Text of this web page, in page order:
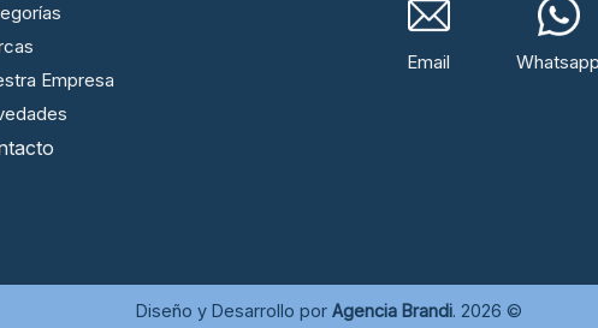
Empresa
Email
Diseño y Desarrollo por Agencia Brandi. 2026 ©